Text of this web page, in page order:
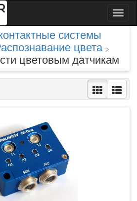
системы
цвета >
цветовым датчикам